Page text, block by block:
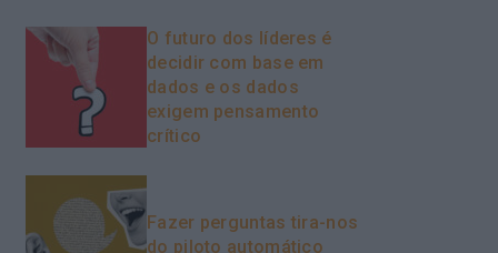
O futuro dos líderes é
decidir com base em
dados e os dados
exigem pensamento
crítico
Fazer perguntas tira-nos
do piloto automático